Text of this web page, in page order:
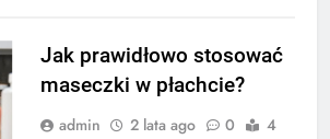
Jak prawidłowo stosować
maseczki w płachcie?
admin 2 lata ago 0
4